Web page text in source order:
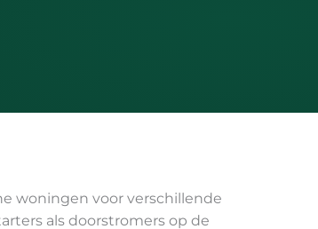
woningen voor verschillende
als doorstromers op de